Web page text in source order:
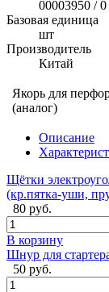
00003950 / 0
Базовая единица
шт
Производитель
Китай
Якорь для
(аналог)
Описание
Щётки
(кр.пятка-уши,
80 руб.
В корзину
Шнур для
50 руб.